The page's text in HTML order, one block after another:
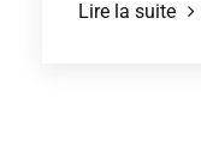
Lire la suite